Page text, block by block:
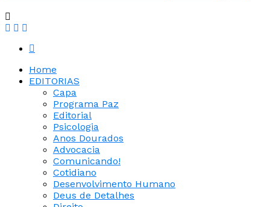
Home
EDITORIAS
Capa
Programa Paz
Editorial
Psicologia
Anos Dourados
Advocacia
Comunicando!
Cotidiano
Desenvolvimento Humano
Deus de Detalhes